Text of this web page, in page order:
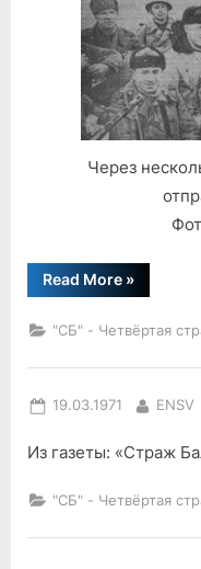
Через
Read More“«Не
забывайте
»
"СБ" - Четвёртая
Posted
19.03.1971 By
ENSV
Из газеты: «Страж
"СБ" - Четвёртая